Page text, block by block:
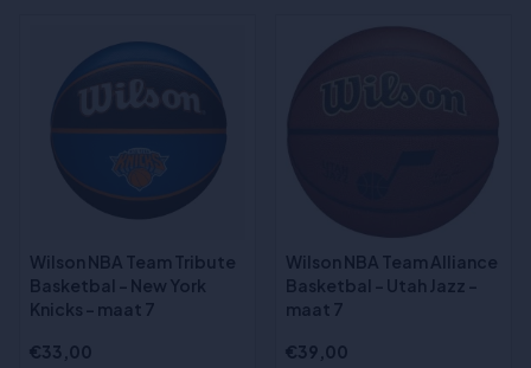
Wilson NBA Team Tribute
Basketbal - New York
Knicks - maat 7
€33,00
Wilson NBA Team Alliance
Basketbal - Utah Jazz -
maat 7
€39,00